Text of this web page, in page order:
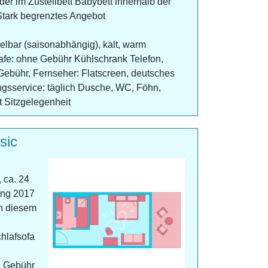
begrenztes Angebot
(saisonabhängig), kalt, warm
ohne Gebühr Kühlschrank Telefon,
Fernseher: Flatscreen, deutsches
täglich Dusche, WC, Föhn,
Sitzgelegenheit
ca. 24
2017
diesem
Gebühr